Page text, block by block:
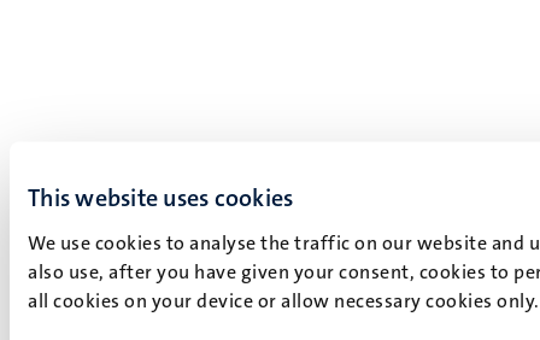
This website uses cookies
We use cookies to analyse the traffic on our website and
also use, after you have given your consent, cookies to
all cookies on your device or allow necessary cookies